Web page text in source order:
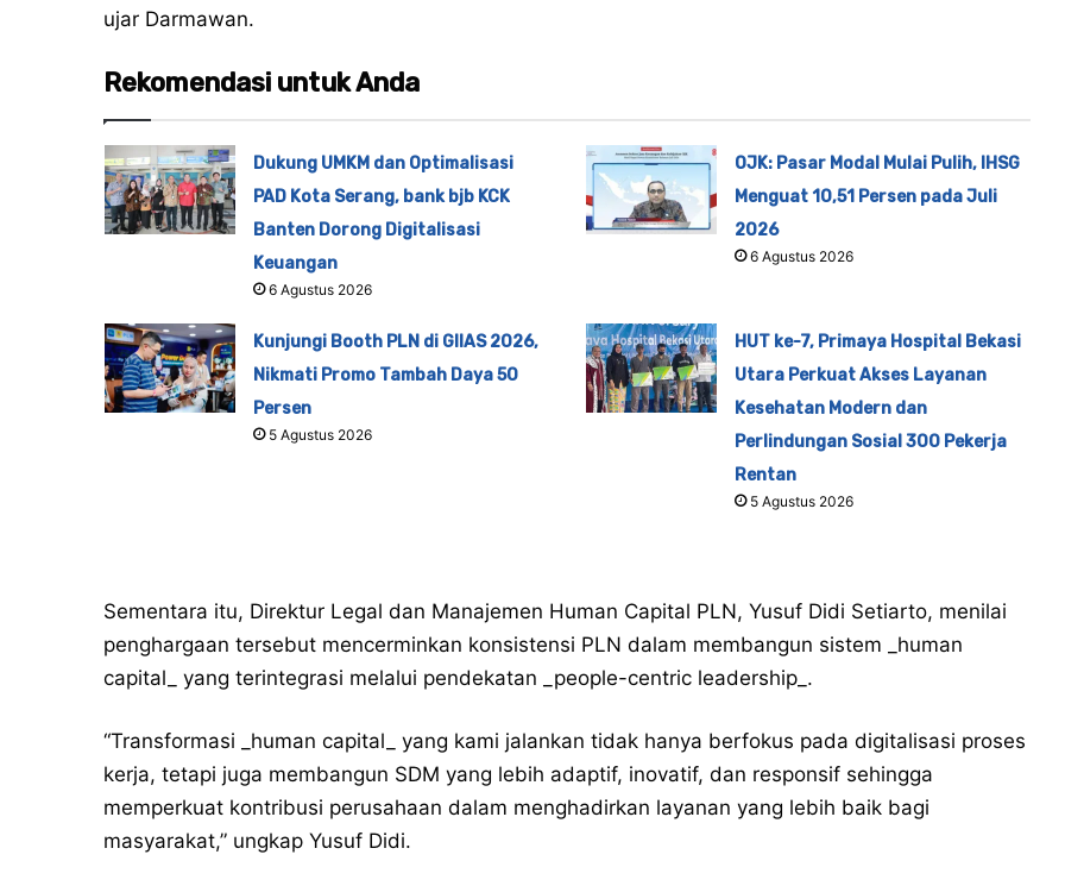
ujar Darmawan.
Rekomendasi untuk Anda
Dukung UMKM dan Optimalisasi
PAD Kota Serang, bank bjb KCK
Banten Dorong Digitalisasi
Keuangan
6 Agustus 2026
OJK: Pasar Modal Mulai Pulih, IHSG
Menguat 10,51 Persen pada Juli
2026
6 Agustus 2026
Kunjungi Booth PLN di GIIAS 2026,
Nikmati Promo Tambah Daya 50
Persen
5 Agustus 2026
HUT ke-7, Primaya Hospital Bekasi
Utara Perkuat Akses Layanan
Kesehatan Modern dan
Perlindungan Sosial 300 Pekerja
Rentan
5 Agustus 2026
Sementara itu, Direktur Legal dan Manajemen Human Capital PLN, Yusuf Didi Setiarto, menilai
penghargaan tersebut mencerminkan konsistensi PLN dalam membangun sistem _human
capital_ yang terintegrasi melalui pendekatan _people-centric leadership_.
“Transformasi _human capital_ yang kami jalankan tidak hanya berfokus pada digitalisasi proses
kerja, tetapi juga membangun SDM yang lebih adaptif, inovatif, dan responsif sehingga
memperkuat kontribusi perusahaan dalam menghadirkan layanan yang lebih baik bagi
masyarakat,” ungkap Yusuf Didi.